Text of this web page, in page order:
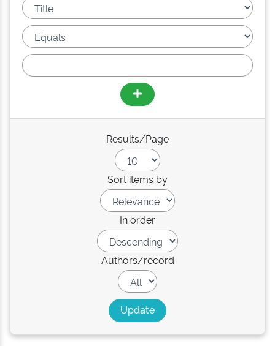
Results/Page
Sort items by
In order
Authors/record